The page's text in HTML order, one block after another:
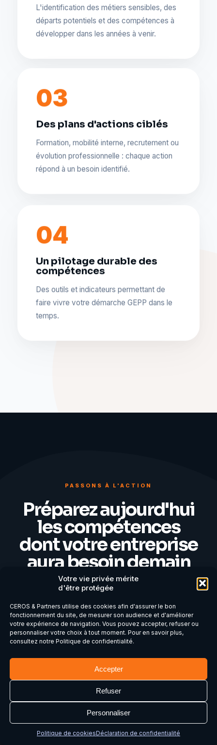
Votre vie privée mérite
d'être protégée
CEROS & Partners utilise des cookies afin d'assurer le bon
fonctionnement du site, de mesurer son audience et d'améliorer
votre expérience de navigation. Vous pouvez accepter, refuser ou
personnaliser votre choix à tout moment. Pour en savoir plus,
consultez notre Politique de confidentialité.
Accepter
Refuser
Personnaliser
Politique de cookiesDéclaration de confidentialité
L'identification des métiers sensibles, des
départs potentiels et des compétences à
développer dans les années à venir.
03
Des plans d'actions ciblés
Formation, mobilité interne, recrutement ou
évolution professionnelle : chaque action
répond à un besoin identifié.
04
Un pilotage durable des
compétences
Des outils et indicateurs permettant de
faire vivre votre démarche GEPP dans le
temps.
PASSONS À L'ACTION
Préparez aujourd'hui
les compétences
dont votre entreprise
aura besoin demain
La GEPP vous permet d'anticiper les
évolutions de vos métiers, de sécuriser vos
compétences stratégiques et de construire
une organisation plus résiliente. Échangeons
priorités de votre entreprise.
Échanger sur votre projet GEPP →
Nous contacter